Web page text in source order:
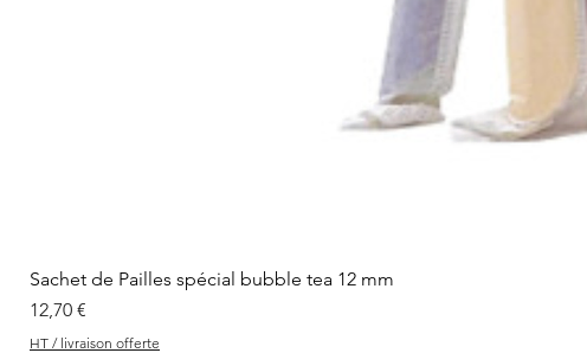
Sachet de Pailles spécial bubble tea 12 mm
Prix
12,70 €
HT / livraison offerte